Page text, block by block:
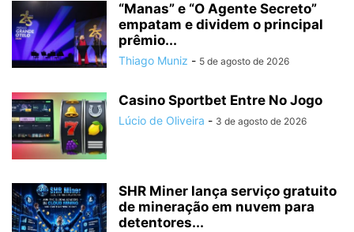
“Manas” e “O Agente Secreto”
empatam e dividem o principal
prêmio...
Thiago Muniz - 5 de agosto de 2026
Casino Sportbet Entre No Jogo
Lúcio de Oliveira - 3 de agosto de 2026
SHR Miner lança serviço gratuito
de mineração em nuvem para
detentores...